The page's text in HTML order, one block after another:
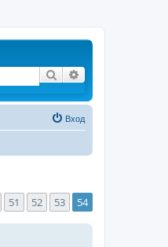
Поиск
Вход
5451 52 53 54